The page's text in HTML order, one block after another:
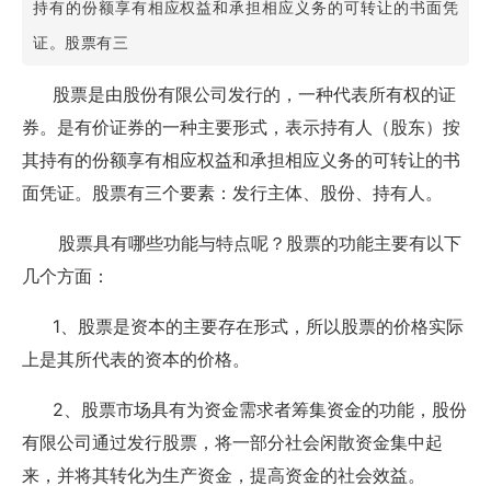
持有的份额享有相应权益和承担相应义务的可转让的书面凭
证。股票有三
股票是由股份有限公司发行的，一种代表所有权的证
券。是有价证券的一种主要形式，表示持有人（股东）按
其持有的份额享有相应权益和承担相应义务的可转让的书
面凭证。股票有三个要素：发行主体、股份、持有人。
股票具有哪些功能与特点呢？股票的功能主要有以下
几个方面：
1 、股票是资本的主要存在形式，所以股票的价格实际
上是其所代表的资本的价格。
2 、股票市场具有为资金需求者筹集资金的功能，股份
有限公司通过发行股票，将一部分社会闲散资金集中起
来，并将其转化为生产资金，提高资金的社会效益。